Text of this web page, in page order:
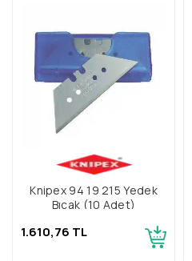
Knipex 94 19 215 Yedek
Bıçak (10 Adet)
1.610,76 TL